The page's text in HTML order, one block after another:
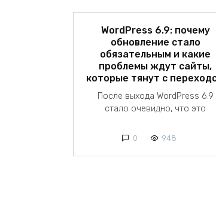
WordPress 6.9: почему
обновление стало
обязательным и какие
проблемы ждут сайты,
которые тянут с
После выхода WordPress 6.9
стало очевидно, что это
0 948